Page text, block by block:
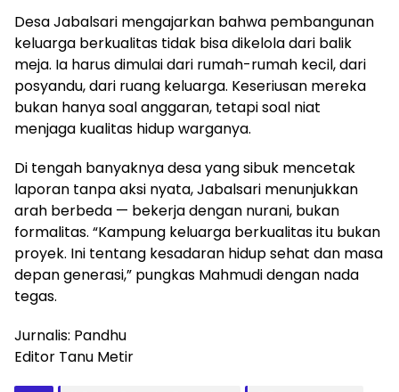
Desa Jabalsari mengajarkan bahwa pembangunan
keluarga berkualitas tidak bisa dikelola dari balik
meja. Ia harus dimulai dari rumah-rumah kecil, dari
posyandu, dari ruang keluarga. Keseriusan mereka
bukan hanya soal anggaran, tetapi soal niat
menjaga kualitas hidup warganya.
Di tengah banyaknya desa yang sibuk mencetak
laporan tanpa aksi nyata, Jabalsari menunjukkan
arah berbeda — bekerja dengan nurani, bukan
formalitas. “Kampung keluarga berkualitas itu bukan
proyek. Ini tentang kesadaran hidup sehat dan masa
depan generasi,” pungkas Mahmudi dengan nada
tegas.
Jurnalis: Pandhu
Editor Tanu Metir